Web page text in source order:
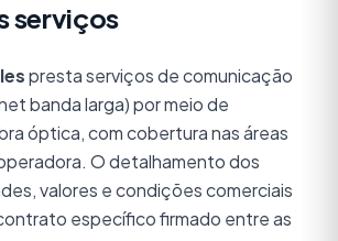
serviços
presta serviços de comunicação
banda larga) por meio de
óptica, com cobertura nas áreas
O detalhamento dos
valores e condições comerciais
específico firmado entre as